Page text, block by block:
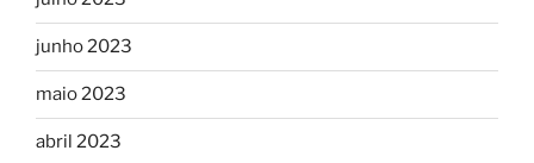
junho 2023
maio 2023
abril 2023